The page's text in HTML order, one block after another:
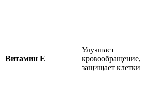
Витамин E
Улучшает
кровообращение,
защищает клетки